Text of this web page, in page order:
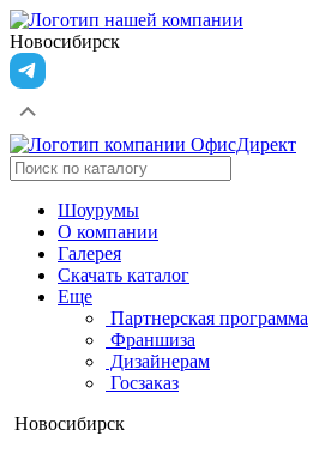
Новосибирск
Шоурумы
О компании
Галерея
Скачать каталог
Еще
Партнерская программа
Франшиза
Дизайнерам
Госзаказ
Новосибирск